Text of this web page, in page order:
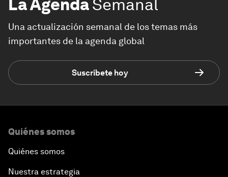
La AgendaSemanal
Una actualización semanal de los temas más
importantes de la agenda global
Suscríbete hoy
Quiénes somos
Quiénes somos
Nuestra estrategia